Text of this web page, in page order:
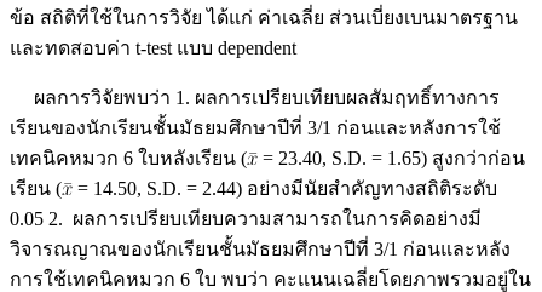
ข้อ สถิติที่ใช้ในการวิจัย ได้แก่ ค่าเฉลี่ย ส่วนเบี่ยงเบนมาตรฐาน
และทดสอบค่า t-test แบบ dependent
ผลการวิจัยพบว่า 1. ผลการเปรียบเทียบผลสัมฤทธิ์ทางการ
เรียนของนักเรียนชั้นมัธยมศึกษาปีที่ 3/1 ก่อนและหลังการใช้
เทคนิคหมวก 6 ใบหลังเรียน (
= 23.40, S.D. = 1.65) สูงกว่าก่อน
เรียน (
= 14.50, S.D. = 2.44) อย่างมีนัยสำคัญทางสถิติระดับ
0.05 2. ผลการเปรียบเทียบความสามารถในการคิดอย่างมี
วิจารณญาณของนักเรียนชั้นมัธยมศึกษาปีที่ 3/1 ก่อนและหลัง
การใช้เทคนิคหมวก 6 ใบ พบว่า คะแนนเฉลี่ยโดยภาพรวมอยู่ใน